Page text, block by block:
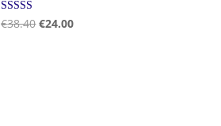
Ocjenjeno
5.00
€38.40 €24.00